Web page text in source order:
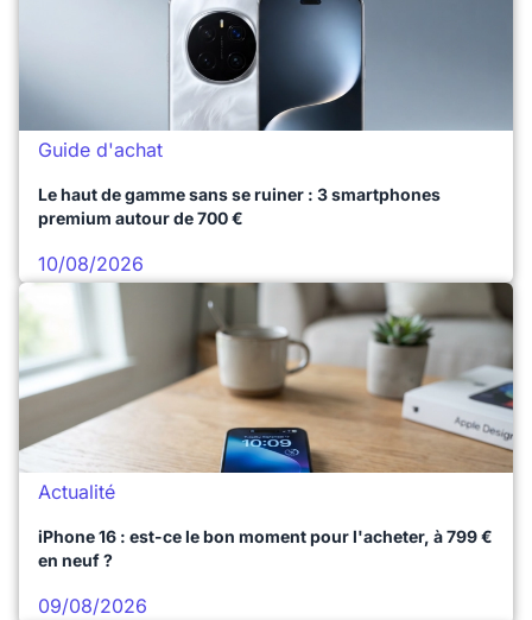
Guide d'achat
Le haut de gamme sans se ruiner : 3 smartphones
premium autour de 700 €
10/08/2026
Actualité
iPhone 16 : est-ce le bon moment pour l'acheter, à 799 €
en neuf ?
09/08/2026